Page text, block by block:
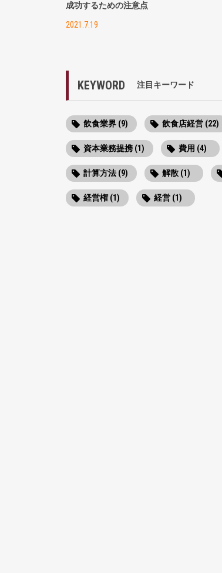
成功するための注意点
2021.7.19
KEYWORD 注目キーワード
飲食業界 (9) 飲食店経営 (22)
資本業務提携 (1) 費用 (4)
計算方法 (9) 解散 (1)
経営権 (1) 経営 (1)